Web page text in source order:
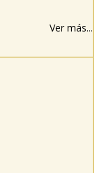
Ver más...